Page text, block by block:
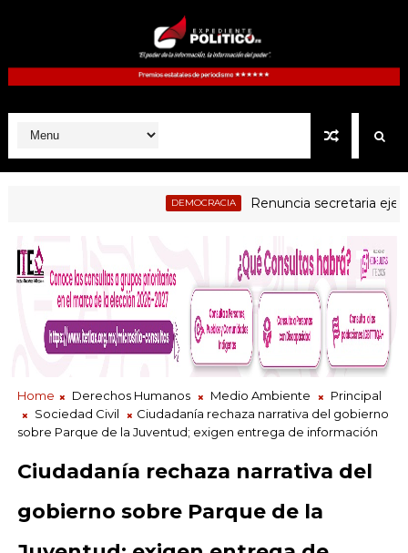
DEMOCRACIA Renuncia secretaria ejecutiva
Home Derechos Humanos Medio Ambiente
Principal
Sociedad Civil
Ciudadanía rechaza narrativa del gobierno
sobre Parque de la Juventud; exigen entrega de información
Ciudadanía rechaza narrativa del
gobierno sobre Parque de la